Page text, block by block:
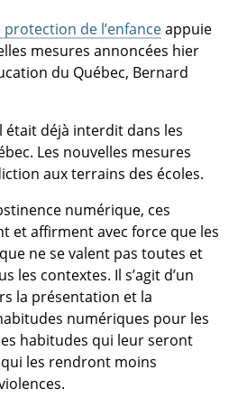
de l’enfanceappuie
mesures annoncées hier
du Québec, Bernard
était déjà interdit dans les
Les nouvelles mesures
aux terrains des écoles.
numérique, ces
et affirment avec force que les
ne se valent pas toutes et
les contextes. Il s’agit d’un
la présentation et la
numériques pour les
habitudes qui leur seront
les rendront moins